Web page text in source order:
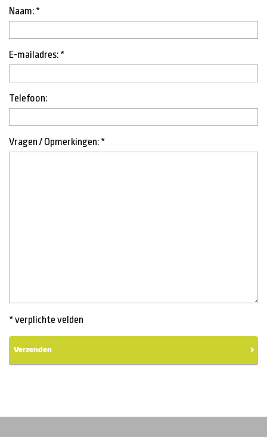
Naam: *
E-mailadres: *
Telefoon:
Vragen / Opmerkingen: *
* verplichte velden
Verzenden